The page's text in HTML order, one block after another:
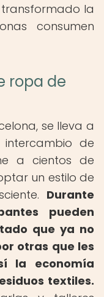
transformado la
consumen
ropa de
se lleva a
de
a cientos de
un estilo de
Durante
pueden
que ya no
otras que les
la economía
textiles.